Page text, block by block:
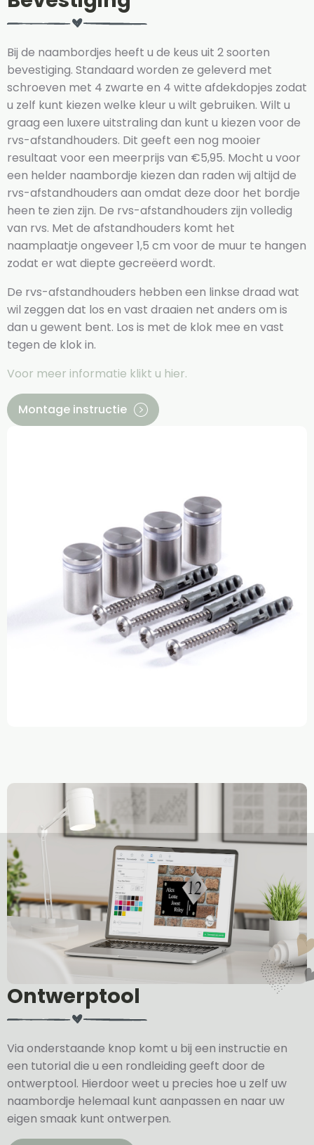
Bij de naambordjes heeft u de keus uit 2 soorten
bevestiging. Standaard worden ze geleverd met
schroeven met 4 zwarte en 4 witte afdekdopjes zodat
u zelf kunt kiezen welke kleur u wilt gebruiken. Wilt u
graag een luxere uitstraling dan kunt u kiezen voor de
rvs-afstandhouders. Dit geeft een nog mooier
resultaat voor een meerprijs van €5,95. Mocht u voor
een helder naambordje kiezen dan raden wij altijd de
rvs-afstandhouders aan omdat deze door het bordje
heen te zien zijn. De rvs-afstandhouders zijn volledig
van rvs. Met de afstandhouders komt het
naamplaatje ongeveer 1,5 cm voor de muur te hangen
zodat er wat diepte gecreëerd wordt.
De rvs-afstandhouders hebben een linkse draad wat
wil zeggen dat los en vast draaien net anders om is
dan u gewent bent. Los is met de klok mee en vast
tegen de klok in.
Voor meer informatie klikt u hier.
Montage instructie
Ontwerptool
Via onderstaande knop komt u bij een instructie en
een tutorial die u een rondleiding geeft door de
ontwerptool. Hierdoor weet u precies hoe u zelf uw
naambordje helemaal kunt aanpassen en naar uw
eigen smaak kunt ontwerpen.